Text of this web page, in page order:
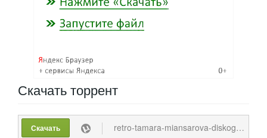
Скачатьторрент
Скачать retro-tamara-miansarova-diskografija10-cd-ep-1964-2008-mp3-tracks-192-320-kbps.torrent